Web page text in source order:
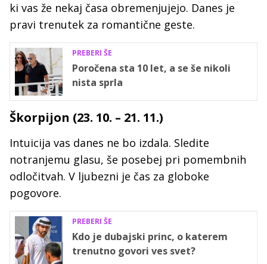
ki vas že nekaj časa obremenjujejo. Danes je
pravi trenutek za romantične geste.
PREBERI ŠE
Poročena sta 10 let, a se še nikoli
nista sprla
Škorpijon (23. 10. – 21. 11.)
Intuicija vas danes ne bo izdala. Sledite
notranjemu glasu, še posebej pri pomembnih
odločitvah. V ljubezni je čas za globoke
pogovore.
PREBERI ŠE
Kdo je dubajski princ, o katerem
trenutno govori ves svet?